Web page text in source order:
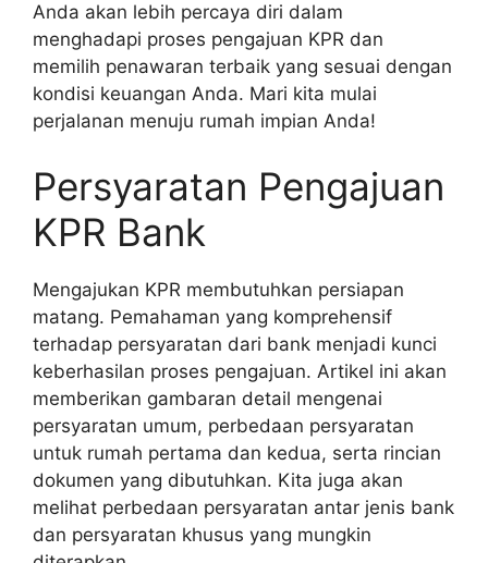
Anda akan lebih percaya diri dalam
menghadapi proses pengajuan KPR dan
memilih penawaran terbaik yang sesuai dengan
kondisi keuangan Anda. Mari kita mulai
perjalanan menuju rumah impian Anda!
Persyaratan Pengajuan
KPR Bank
Mengajukan KPR membutuhkan persiapan
matang. Pemahaman yang komprehensif
terhadap persyaratan dari bank menjadi kunci
keberhasilan proses pengajuan. Artikel ini akan
memberikan gambaran detail mengenai
persyaratan umum, perbedaan persyaratan
untuk rumah pertama dan kedua, serta rincian
dokumen yang dibutuhkan. Kita juga akan
melihat perbedaan persyaratan antar jenis bank
dan persyaratan khusus yang mungkin